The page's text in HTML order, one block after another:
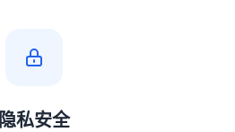
隐私安全